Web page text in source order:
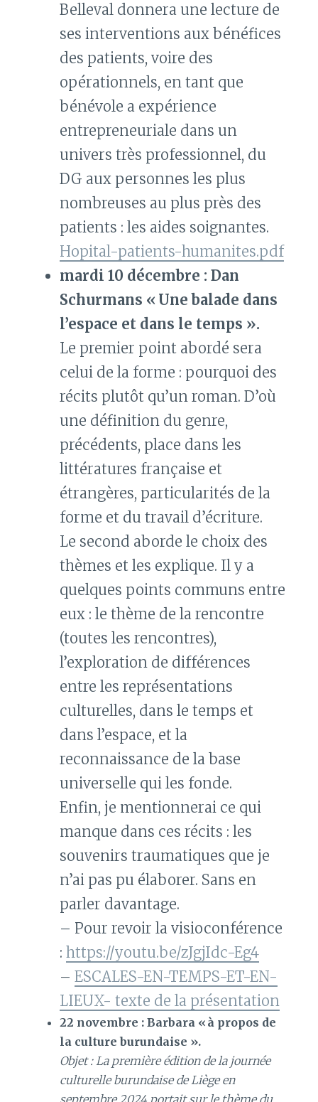
Belleval donnera une lecture de
ses interventions aux bénéfices
des patients, voire des
opérationnels, en tant que
bénévole a expérience
entrepreneuriale dans un
univers très professionnel, du
DG aux personnes les plus
nombreuses au plus près des
patients : les aides soignantes.
Hopital-patients-humanites.pdf
mardi 10 décembre : Dan
Schurmans « Une balade dans
l’espace et dans le temps ».
Le premier point abordé sera
celui de la forme : pourquoi des
récits plutôt qu’un roman. D’où
une définition du genre,
précédents, place dans les
littératures française et
étrangères, particularités de la
forme et du travail d’écriture.
Le second aborde le choix des
thèmes et les explique. Il y a
quelques points communs entre
eux : le thème de la rencontre
(toutes les rencontres),
l’exploration de différences
entre les représentations
culturelles, dans le temps et
dans l’espace, et la
reconnaissance de la base
universelle qui les fonde.
Enfin, je mentionnerai ce qui
manque dans ces récits : les
souvenirs traumatiques que je
n’ai pas pu élaborer. Sans en
parler davantage.
– Pour revoir la visioconférence
: https://youtu.be/zJgjIdc-Eg4
– ESCALES-EN-TEMPS-ET-EN-
LIEUX- texte de la présentation
22 novembre : Barbara « à propos de
la culture burundaise ».
Objet : La première édition de la journée
culturelle burundaise de Liège en